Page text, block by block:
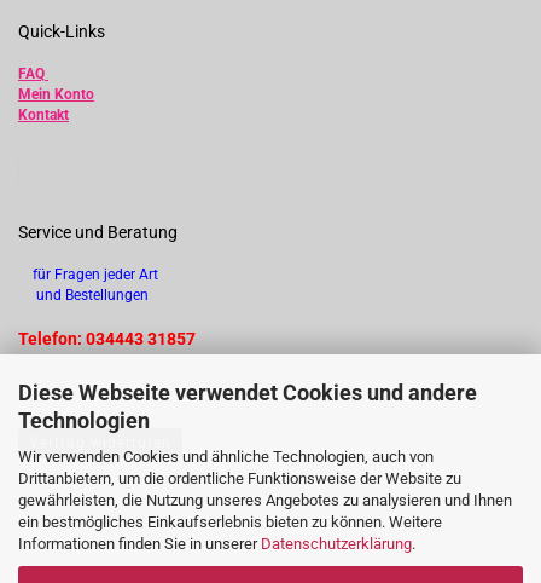
Diese Webseite verwendet Cookies und andere
Technologien
Wir verwenden Cookies und ähnliche Technologien, auch von
Drittanbietern, um die ordentliche Funktionsweise der Website zu
gewährleisten, die Nutzung unseres Angebotes zu analysieren und Ihnen
ein bestmögliches Einkaufserlebnis bieten zu können. Weitere
Informationen finden Sie in unserer Datenschutzerklärung.
Quick-Links
FAQ
Mein Konto
Kontakt
Service und Beratung
für Fragen jeder Art
und Bestellungen
Telefon: 034443 31857